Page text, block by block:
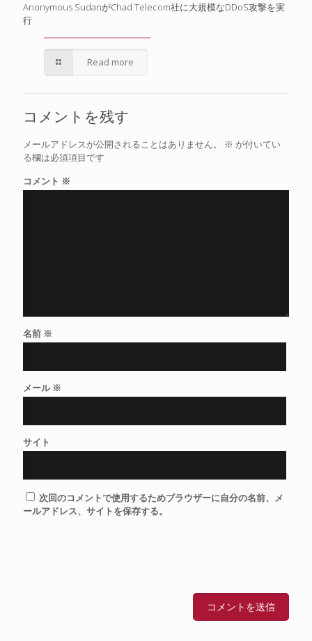
Anonymous SudanがChad Telecom社に大規模なDDoS攻撃を実
行
Read more
コメントを残す
メールアドレスが公開されることはありません。 ※ が付いてい
る欄は必須項目です
コメント ※
名前 ※
メール ※
サイト
次回のコメントで使用するためブラウザーに自分の名前、メ
ールアドレス、サイトを保存する。